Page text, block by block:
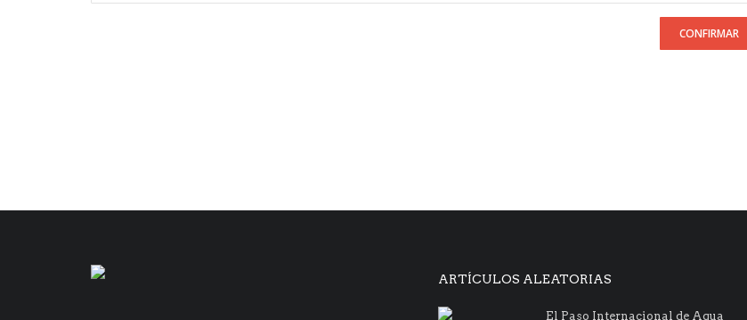
CONFIRMAR
ARTÍCULOS ALEATORIAS
El Paso Internacional de Agua